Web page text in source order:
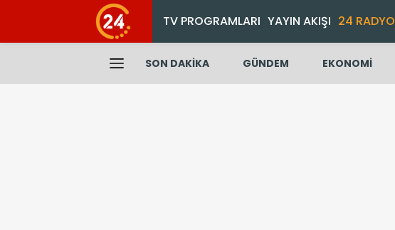
TV PROGRAMLARI YAYIN AKIŞI 24 RADYO
SON DAKİKA GÜNDEM EKONOMİ